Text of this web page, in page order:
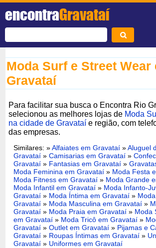
encontraGravataí
Moda Surf e Street Wear
Gravataí
Para facilitar sua busca o Encontra Rio
selecionou as melhores lojas de Moda
na cidade de Gravataí e região, com
das empresas.
Similares: »Alfaiates em Gravataí »Aluguel
Gravataí »Camisarias em Gravataí »
Gravataí » Fantasias em Gravataí »
Moda Feminina em Gravataí » Moda Festa
Moda Fitness em Gravataí » Moda Grande
Moda Infantil em Gravataí » Moda Infanto-
Gravataí » Moda Íntima em Gravataí »
Gravataí » Moda Masculina em Gravataí »
Gravataí » Moda Praia em Gravataí » Moda
em Gravataí » Moda Tricô em Gravataí »
Gravataí »Outlet em Gravataí » Pijamas e
Gravataí » Roupas Íntimas em Gravataí »
Gravataí » Uniformes em Gravataí